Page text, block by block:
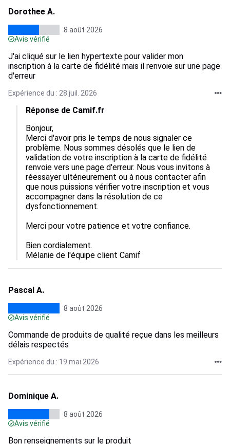
Dorothee A.
8 août 2026
Avis vérifié
J'ai cliqué sur le lien hypertexte pour valider mon
inscription à la carte de fidélité mais il renvoie sur une page
d'erreur
Expérience du : 28 juil. 2026
Réponse de Camif.fr
Bonjour,
Merci d'avoir pris le temps de nous signaler ce
problème. Nous sommes désolés que le lien de
validation de votre inscription à la carte de fidélité
renvoie vers une page d'erreur. Nous vous invitons à
réessayer ultérieurement ou à nous contacter afin
que nous puissions vérifier votre inscription et vous
accompagner dans la résolution de ce
dysfonctionnement.
Merci pour votre patience et votre confiance.
Bien cordialement.
Mélanie de l'équipe client Camif
Pascal A.
8 août 2026
Avis vérifié
Commande de produits de qualité reçue dans les meilleurs
délais respectés
Expérience du : 19 mai 2026
Dominique A.
8 août 2026
Avis vérifié
Bon renseignements sur le produit